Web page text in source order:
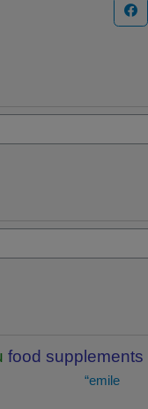
food supplements
“emile